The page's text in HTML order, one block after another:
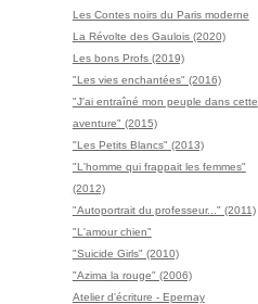
Les Contes noirs du Paris moderne
La Révolte des Gaulois (2020)
Les bons Profs (2019)
"Les vies enchantées" (2016)
"J'ai entraîné mon peuple dans cette
aventure" (2015)
"Les Petits Blancs" (2013)
"L'homme qui frappait les femmes"
(2012)
"Autoportrait du professeur..." (2011)
"L'amour chien"
"Suicide Girls" (2010)
"Azima la rouge" (2006)
Atelier d'écriture - Epernay